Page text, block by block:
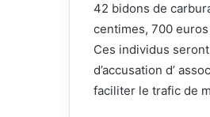
42 bidons de
centimes, 700
Ces individus
d’accusation d’
faciliter le trafic de